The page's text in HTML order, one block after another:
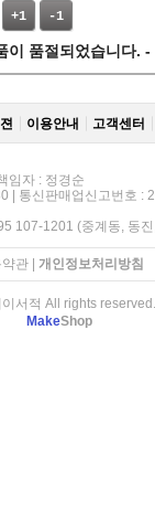
+1 -1
이 품절되었습니다. -
이용안내 고객센터
임자 : 정경순
| 통신판매업신고번호 :
107-1201 (중계동, 동
관| 개인정보처리방침
서적 All rights reserved.
MakeShop